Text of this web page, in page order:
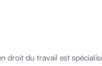
droit du travail est